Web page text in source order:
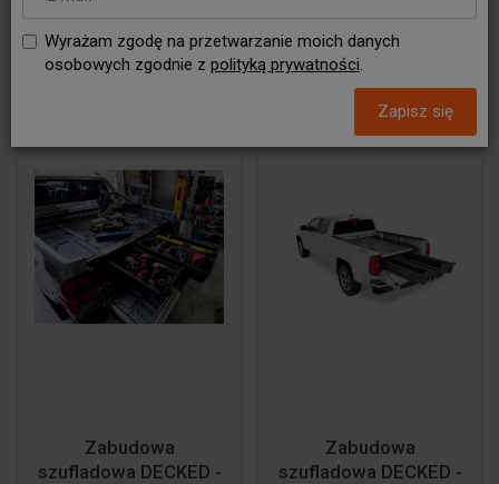
Wyrażam zgodę na przetwarzanie moich danych
osobowych zgodnie z polityką prywatności.
Zapisz się
Zabudowa
szufladowa DECKED -
Zabudowa
szufladowa DECKED -